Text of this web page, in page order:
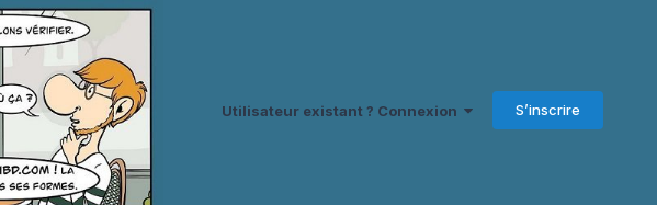
Utilisateur existant ? Connexion S’inscrire